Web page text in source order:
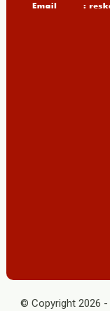
© Copyright 2026 -